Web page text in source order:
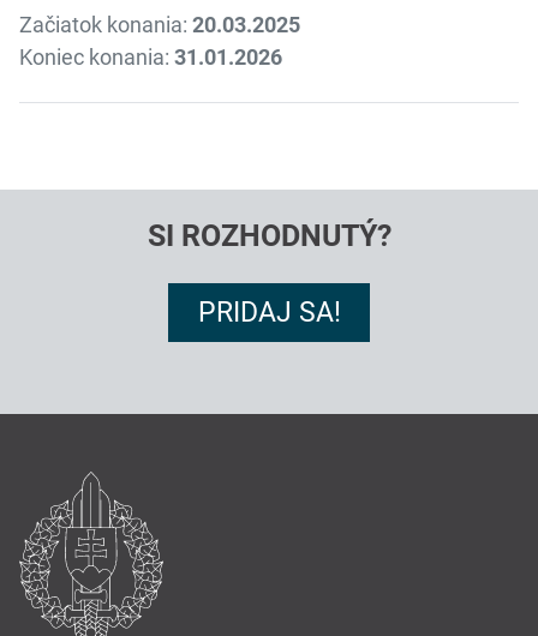
Začiatok konania: 20.03.2025
Koniec konania: 31.01.2026
SI ROZHODNUTÝ?
PRIDAJ SA!